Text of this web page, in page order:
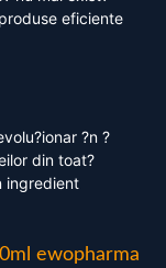
eficiente
?n ?
din toat?
ingredient
ewopharma